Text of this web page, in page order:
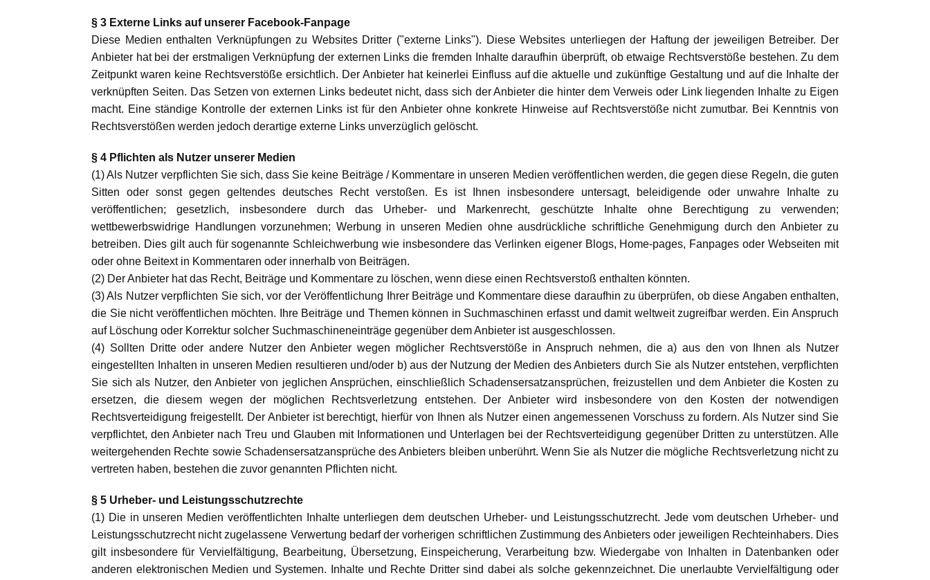
§ 3 Externe Links auf unserer Facebook-Fanpage
Diese Medien enthalten Verknüpfungen zu Websites Dritter ("externe Links"). Diese Websites unterliegen der Haftung der jeweiligen Betreiber. Der
Anbieter hat bei der erstmaligen Verknüpfung der externen Links die fremden Inhalte daraufhin überprüft, ob etwaige Rechtsverstöße bestehen. Zu dem
Zeitpunkt waren keine Rechtsverstöße ersichtlich. Der Anbieter hat keinerlei Einfluss auf die aktuelle und zukünftige Gestaltung und auf die Inhalte der
verknüpften Seiten. Das Setzen von externen Links bedeutet nicht, dass sich der Anbieter die hinter dem Verweis oder Link liegenden Inhalte zu Eigen
macht. Eine ständige Kontrolle der externen Links ist für den Anbieter ohne konkrete Hinweise auf Rechtsverstöße nicht zumutbar. Bei Kenntnis von
Rechtsverstößen werden jedoch derartige externe Links unverzüglich gelöscht.
§ 4 Pflichten als Nutzer unserer Medien
(1) Als Nutzer verpflichten Sie sich, dass Sie keine Beiträge / Kommentare in unseren Medien veröffentlichen werden, die gegen diese Regeln, die guten
Sitten oder sonst gegen geltendes deutsches Recht verstoßen. Es ist Ihnen insbesondere untersagt, beleidigende oder unwahre Inhalte zu
veröffentlichen; gesetzlich, insbesondere durch das Urheber- und Markenrecht, geschützte Inhalte ohne Berechtigung zu verwenden;
wettbewerbswidrige Handlungen vorzunehmen; Werbung in unseren Medien ohne ausdrückliche schriftliche Genehmigung durch den Anbieter zu
betreiben. Dies gilt auch für sogenannte Schleichwerbung wie insbesondere das Verlinken eigener Blogs, Home-pages, Fanpages oder Webseiten mit
oder ohne Beitext in Kommentaren oder innerhalb von Beiträgen.
(2) Der Anbieter hat das Recht, Beiträge und Kommentare zu löschen, wenn diese einen Rechtsverstoß enthalten könnten.
(3) Als Nutzer verpflichten Sie sich, vor der Veröffentlichung Ihrer Beiträge und Kommentare diese daraufhin zu überprüfen, ob diese Angaben enthalten,
die Sie nicht veröffentlichen möchten. Ihre Beiträge und Themen können in Suchmaschinen erfasst und damit weltweit zugreifbar werden. Ein Anspruch
auf Löschung oder Korrektur solcher Suchmaschineneinträge gegenüber dem Anbieter ist ausgeschlossen.
(4) Sollten Dritte oder andere Nutzer den Anbieter wegen möglicher Rechtsverstöße in Anspruch nehmen, die a) aus den von Ihnen als Nutzer
eingestellten Inhalten in unseren Medien resultieren und/oder b) aus der Nutzung der Medien des Anbieters durch Sie als Nutzer entstehen, verpflichten
Sie sich als Nutzer, den Anbieter von jeglichen Ansprüchen, einschließlich Schadensersatzansprüchen, freizustellen und dem Anbieter die Kosten zu
ersetzen, die diesem wegen der möglichen Rechtsverletzung entstehen. Der Anbieter wird insbesondere von den Kosten der notwendigen
Rechtsverteidigung freigestellt. Der Anbieter ist berechtigt, hierfür von Ihnen als Nutzer einen angemessenen Vorschuss zu fordern. Als Nutzer sind Sie
verpflichtet, den Anbieter nach Treu und Glauben mit Informationen und Unterlagen bei der Rechtsverteidigung gegenüber Dritten zu unterstützen. Alle
weitergehenden Rechte sowie Schadensersatzansprüche des Anbieters bleiben unberührt. Wenn Sie als Nutzer die mögliche Rechtsverletzung nicht zu
vertreten haben, bestehen die zuvor genannten Pflichten nicht.
§ 5 Urheber- und Leistungsschutzrechte
(1) Die in unseren Medien veröffentlichten Inhalte unterliegen dem deutschen Urheber- und Leistungsschutzrecht. Jede vom deutschen Urheber- und
Leistungsschutzrecht nicht zugelassene Verwertung bedarf der vorherigen schriftlichen Zustimmung des Anbieters oder jeweiligen Rechteinhabers. Dies
gilt insbesondere für Vervielfältigung, Bearbeitung, Übersetzung, Einspeicherung, Verarbeitung bzw. Wiedergabe von Inhalten in Datenbanken oder
anderen elektronischen Medien und Systemen. Inhalte und Rechte Dritter sind dabei als solche gekennzeichnet. Die unerlaubte Vervielfältigung oder